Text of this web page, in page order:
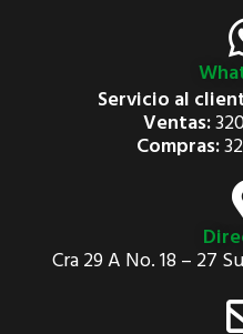
Servicio al
Ventas:
Compras:
Cra 29 A No. 18 – 27